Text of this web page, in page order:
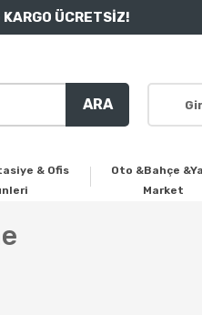
ÜCRETSİZ!
ARA
& Ofis
Oto &Bahçe
Market